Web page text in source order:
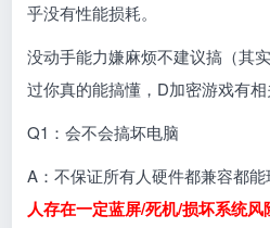
乎没有性能损耗。
没动手能力嫌麻烦不建议搞（其
过你真的能搞懂，D加密游戏有相
Q1：会不会搞坏电脑
A：不保证所有人硬件都兼容都
人存在一定蓝屏/死机/损坏系统